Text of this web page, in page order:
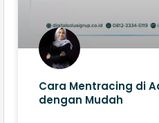
Cara Mentracing di
dengan Mudah